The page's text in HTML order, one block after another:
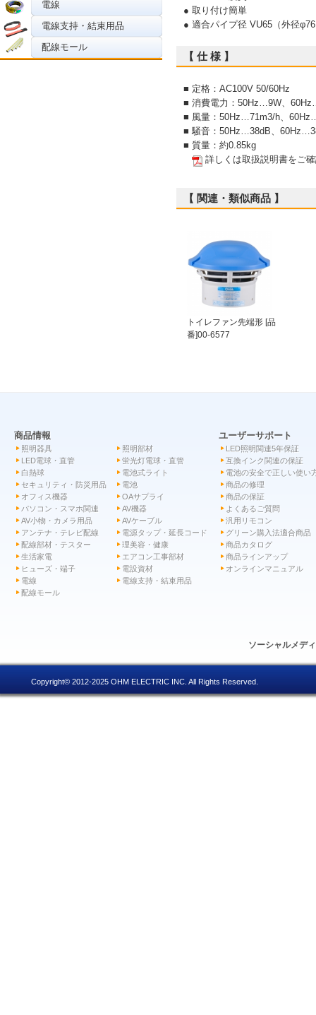
電線
電線支持・結束用品
配線モール
● 取り付け簡単
● 適合パイプ径 VU65（外径
【 仕 様 】
■ 定格：AC100V 50/60Hz
■ 消費電力：50Hz…9W、
■ 風量：50Hz…71m3/h、
■ 騒音：50Hz…38dB、
■ 質量：約0.85kg
詳しくは取扱説明書をご
【 関連・類似商品 】
トイレファン先端形 [品
番]00-6577
商品情報
照明器具
照明部材
LED電球・直管
蛍光灯電球・直管
白熱球
電池式ライト
セキュリティ・防災用品
電池
オフィス機器
OAサプライ
パソコン・スマホ関連
AV機器
AV小物・カメラ用品
AVケーブル
アンテナ・テレビ配線
電源タップ・延長コード
配線部材・テスター
理美容・健康
生活家電
エアコン工事部材
ヒューズ・端子
電設資材
電線
電線支持・結束用品
配線モール
ユーザーサポート
LED照明関連5年保証
互換インク関連の保証
電池の安全で正しい使い
商品の修理
商品の保証
よくあるご質問
汎用リモコン
グリーン購入法適合商品
商品カタログ
商品ラインアップ
オンラインマニュアル
ソーシャルメデ
Copyright© 2012-2025 OHM ELECTRIC INC. All Rights Reserved.